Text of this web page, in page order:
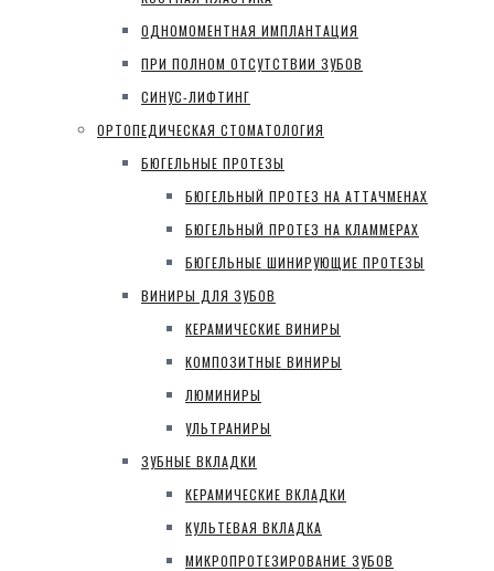
ОДНОМОМЕНТНАЯ ИМПЛАНТАЦИЯ
ПРИ ПОЛНОМ ОТСУТСТВИИ ЗУБОВ
СИНУС-ЛИФТИНГ
ОРТОПЕДИЧЕСКАЯ СТОМАТОЛОГИЯ
БЮГЕЛЬНЫЕ ПРОТЕЗЫ
БЮГЕЛЬНЫЙ ПРОТЕЗ НА АТТАЧМЕНАХ
БЮГЕЛЬНЫЙ ПРОТЕЗ НА КЛАММЕРАХ
БЮГЕЛЬНЫЕ ШИНИРУЮЩИЕ ПРОТЕЗЫ
ВИНИРЫ ДЛЯ ЗУБОВ
КЕРАМИЧЕСКИЕ ВИНИРЫ
КОМПОЗИТНЫЕ ВИНИРЫ
ЛЮМИНИРЫ
УЛЬТРАНИРЫ
ЗУБНЫЕ ВКЛАДКИ
КЕРАМИЧЕСКИЕ ВКЛАДКИ
КУЛЬТЕВАЯ ВКЛАДКА
МИКРОПРОТЕЗИРОВАНИЕ ЗУБОВ